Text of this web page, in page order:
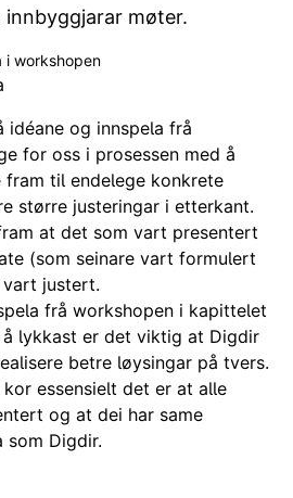
møter.
i workshopen
idéane og innspela frå
for oss i prosessen med å
fram til endelege konkrete
større justeringar i etterkant.
at det som vart presentert
(som seinare vart formulert
justert.
frå workshopen i kapittelet
å lykkast er det viktig at Digdir
betre løysingar på tvers.
essensielt det er at alle
og at dei har same
som Digdir.